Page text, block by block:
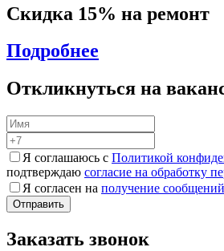
Скидка 15% на ремонт
Подробнее
Откликнуться на
Я соглашаюсь с Политикой
подтверждаю согласие на обработку
Я согласен на получение
Заказать звонок